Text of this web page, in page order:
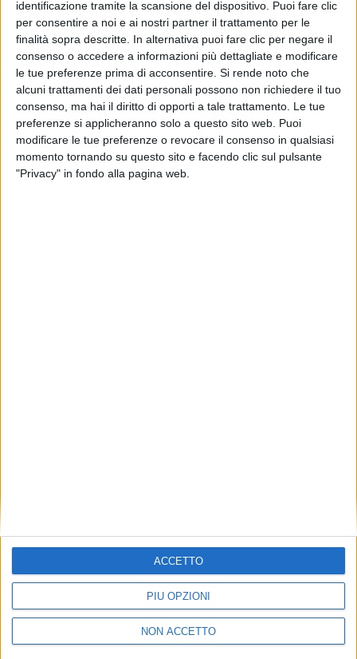
identificazione tramite la scansione del dispositivo. Puoi fare clic
per consentire a noi e ai nostri partner il trattamento per le
finalità sopra descritte. In alternativa puoi fare clic per negare il
consenso o accedere a informazioni più dettagliate e modificare
le tue preferenze prima di acconsentire. Si rende noto che
alcuni trattamenti dei dati personali possono non richiedere il tuo
consenso, ma hai il diritto di opporti a tale trattamento. Le tue
preferenze si applicheranno solo a questo sito web. Puoi
modificare le tue preferenze o revocare il consenso in qualsiasi
momento tornando su questo sito e facendo clic sul pulsante
"Privacy" in fondo alla pagina web.
PIÙ OPZIONI
NON ACCETTO
ACCETTO
Pandora e Hardis Group in
partnership per
modernizzazione la supply
chain
LOGISTICA 25 MARZO 2026